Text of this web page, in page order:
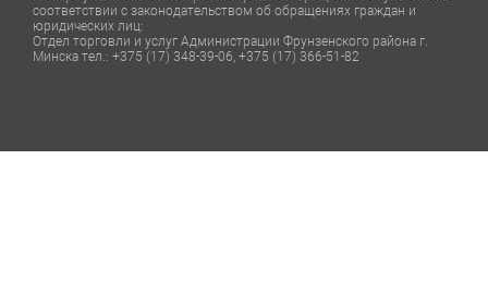
соответствии с законодательством об обращениях граждан и
юридических лиц:
Отдел торговли и услуг Администрации Фрунзенского района г.
Минска тел.: +375 (17) 348-39-06, +375 (17) 366-51-82